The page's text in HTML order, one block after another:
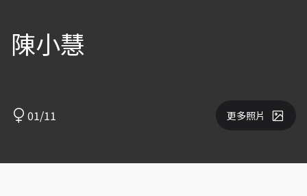
陳小慧
01/11 更多照片